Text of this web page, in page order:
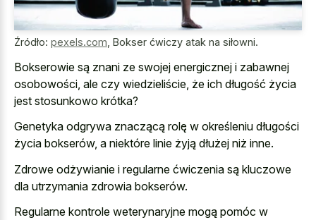
Źródło: pexels.com Bokser ćwiczy atak na siłowni.
Bokserowie są znani ze swojej energicznej i zabawnej
osobowości, ale czy wiedzieliście, że ich długość życia
jest stosunkowo krótka?
Genetyka odgrywa znaczącą rolę w określeniu długości
życia bokserów, a niektóre linie żyją dłużej niż inne.
Zdrowe odżywianie i regularne ćwiczenia są kluczowe
dla utrzymania zdrowia bokserów.
Regularne kontrole weterynaryjne mogą pomóc w